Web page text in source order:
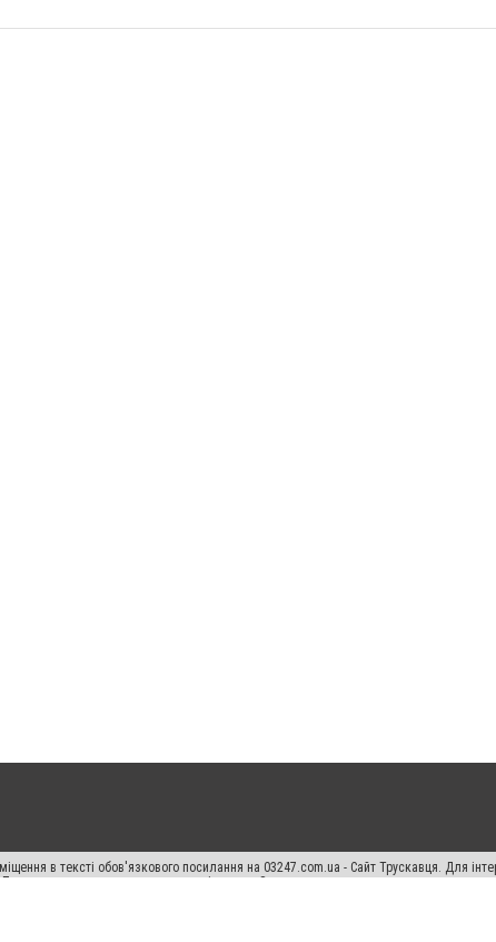
в тексті обов'язкового посилання на 03247.com.ua - Сайт Трускавця. Для
Порушення виняткових прав переслідується Законом.